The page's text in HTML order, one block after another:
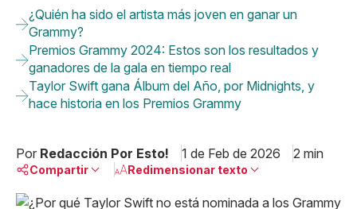
¿Quién ha sido el artista más joven en ganar un
Grammy?
Premios Grammy 2024: Estos son los resultados y
ganadores de la gala en tiempo real
Taylor Swift gana Álbum del Año, por Midnights, y
hace historia en los Premios Grammy
Por Redacción Por Esto! 1 de Feb de 2026 2 min
Compartir Redimensionar texto